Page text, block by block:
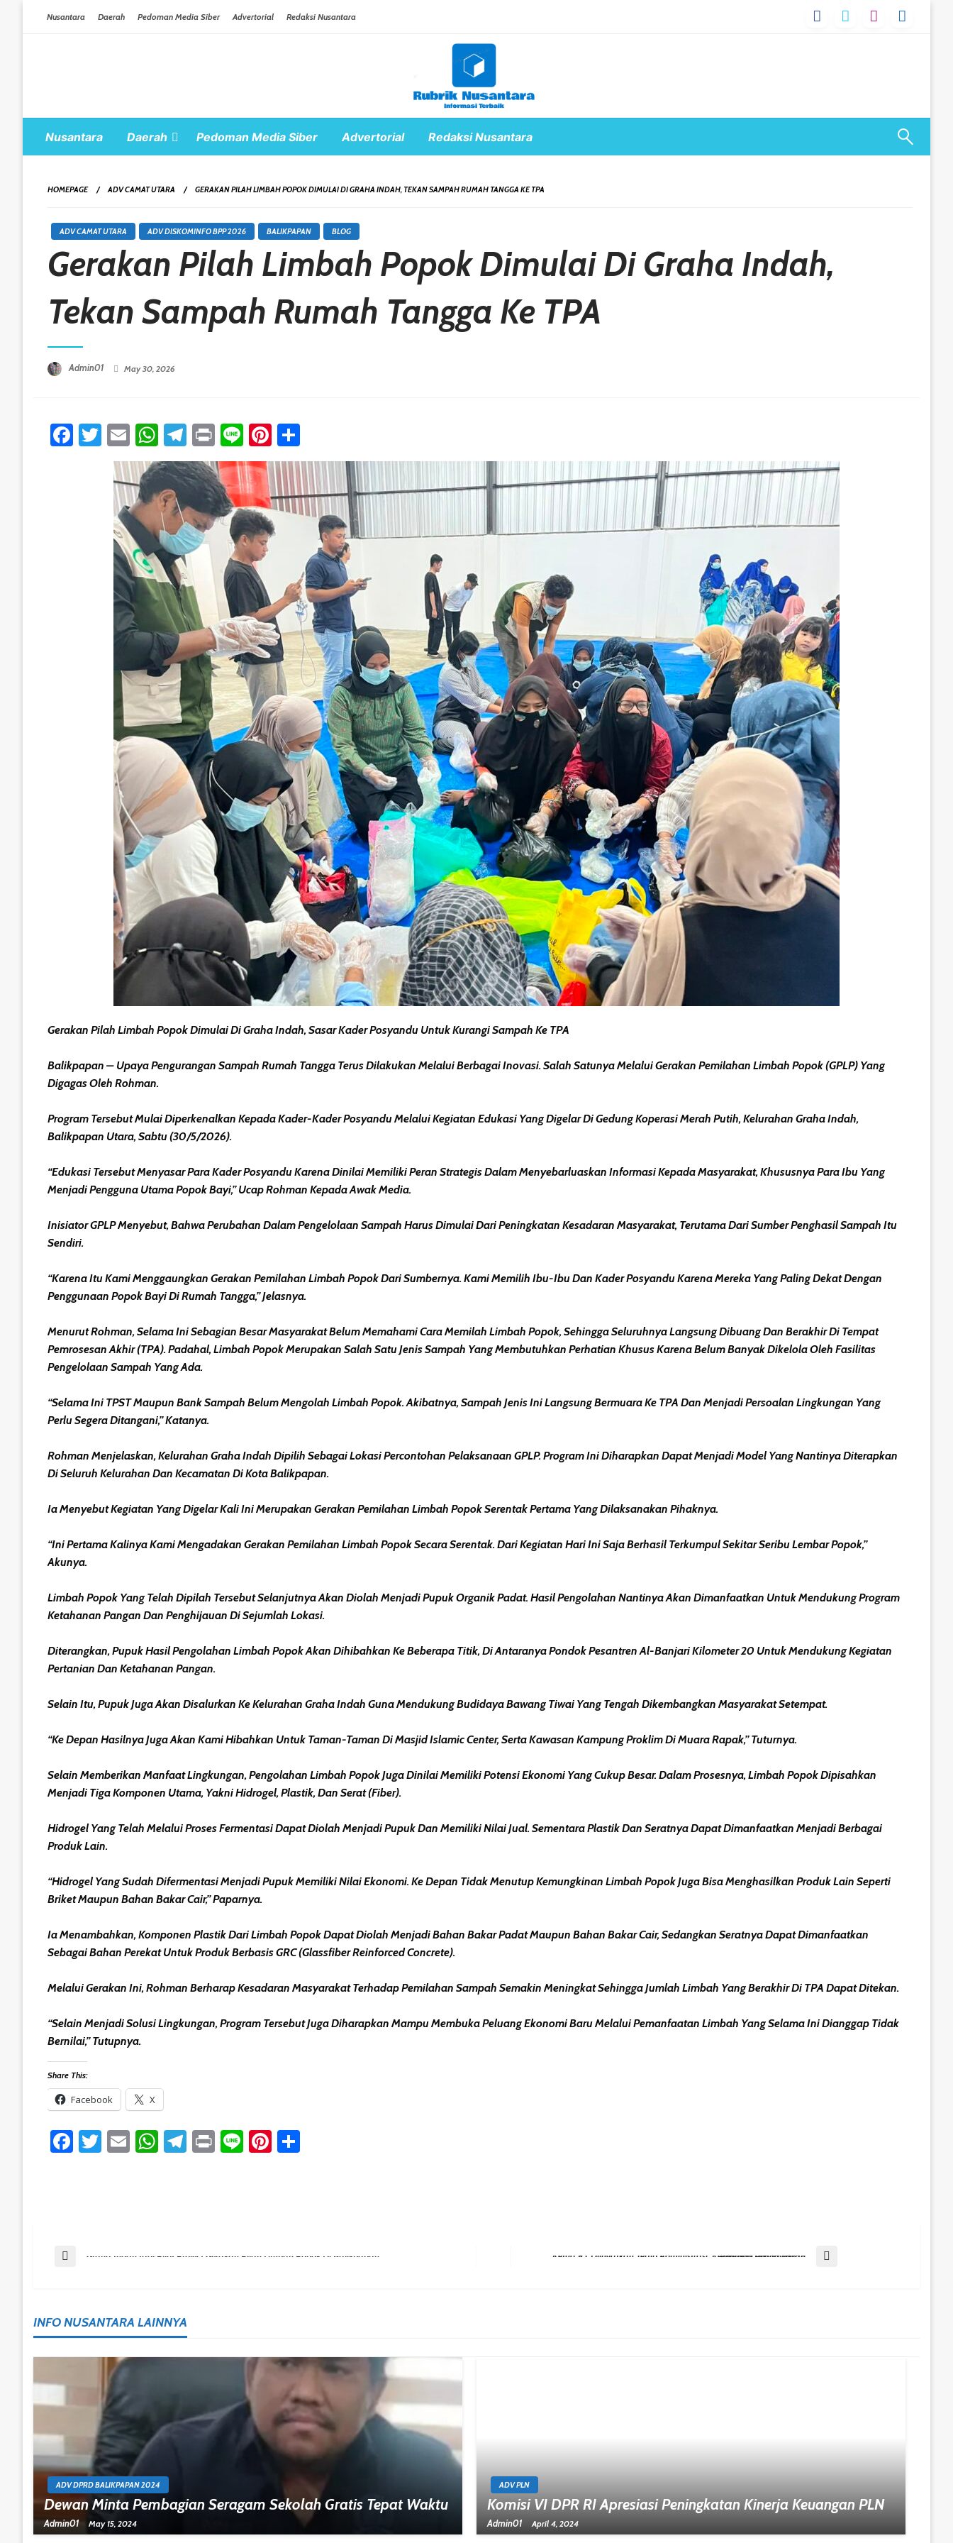
Nusantara Daerah Pedoman Media Siber Advertorial Redaksi Nusantara
Nusantara Daerah Pedoman Media Siber Advertorial Redaksi Nusantara
HOMEPAGE ADV CAMAT UTARA GERAKAN PILAH LIMBAH POPOK DIMULAI DI GRAHA INDAH, TEKAN SAMPAH RUMAH TANGGA KE TPA
ADV CAMAT UTARA ADV DISKOMINFO BPP 2026 BALIKPAPAN BLOG
Gerakan Pilah Limbah Popok Dimulai Di Graha Indah,
Tekan Sampah Rumah Tangga Ke TPA
Admin01 May 30, 2026
Facebook
Twitter
EmailWhatsApp
Telegram
PrintLinePinterest
Gerakan Pilah Limbah Popok Dimulai Di Graha Indah, Sasar Kader Posyandu Untuk Kurangi Sampah Ke TPA
Balikpapan – Upaya Pengurangan Sampah Rumah Tangga Terus Dilakukan Melalui Berbagai Inovasi. Salah Satunya Melalui Gerakan Pemilahan Limbah Popok (GPLP) Yang
Digagas Oleh Rohman.
Program Tersebut Mulai Diperkenalkan Kepada Kader-Kader Posyandu Melalui Kegiatan Edukasi Yang Digelar Di Gedung Koperasi Merah Putih, Kelurahan Graha Indah,
Balikpapan Utara, Sabtu (30/5/2026).
“Edukasi Tersebut Menyasar Para Kader Posyandu Karena Dinilai Memiliki Peran Strategis Dalam Menyebarluaskan Informasi Kepada Masyarakat, Khususnya Para Ibu Yang
Menjadi Pengguna Utama Popok Bayi,” Ucap Rohman Kepada Awak Media.
Inisiator GPLP Menyebut, Bahwa Perubahan Dalam Pengelolaan Sampah Harus Dimulai Dari Peningkatan Kesadaran Masyarakat, Terutama Dari Sumber Penghasil Sampah Itu
Sendiri.
“Karena Itu Kami Menggaungkan Gerakan Pemilahan Limbah Popok Dari Sumbernya. Kami Memilih Ibu-Ibu Dan Kader Posyandu Karena Mereka Yang Paling Dekat Dengan
Penggunaan Popok Bayi Di Rumah Tangga,” Jelasnya.
Menurut Rohman, Selama Ini Sebagian Besar Masyarakat Belum Memahami Cara Memilah Limbah Popok, Sehingga Seluruhnya Langsung Dibuang Dan Berakhir Di Tempat
Pemrosesan Akhir (TPA). Padahal, Limbah Popok Merupakan Salah Satu Jenis Sampah Yang Membutuhkan Perhatian Khusus Karena Belum Banyak Dikelola Oleh Fasilitas
Pengelolaan Sampah Yang Ada.
“Selama Ini TPST Maupun Bank Sampah Belum Mengolah Limbah Popok. Akibatnya, Sampah Jenis Ini Langsung Bermuara Ke TPA Dan Menjadi Persoalan Lingkungan Yang
Perlu Segera Ditangani,” Katanya.
Rohman Menjelaskan, Kelurahan Graha Indah Dipilih Sebagai Lokasi Percontohan Pelaksanaan GPLP. Program Ini Diharapkan Dapat Menjadi Model Yang Nantinya Diterapkan
Di Seluruh Kelurahan Dan Kecamatan Di Kota Balikpapan.
Ia Menyebut Kegiatan Yang Digelar Kali Ini Merupakan Gerakan Pemilahan Limbah Popok Serentak Pertama Yang Dilaksanakan Pihaknya.
“Ini Pertama Kalinya Kami Mengadakan Gerakan Pemilahan Limbah Popok Secara Serentak. Dari Kegiatan Hari Ini Saja Berhasil Terkumpul Sekitar Seribu Lembar Popok,”
Akunya.
Limbah Popok Yang Telah Dipilah Tersebut Selanjutnya Akan Diolah Menjadi Pupuk Organik Padat. Hasil Pengolahan Nantinya Akan Dimanfaatkan Untuk Mendukung Program
Ketahanan Pangan Dan Penghijauan Di Sejumlah Lokasi.
Diterangkan, Pupuk Hasil Pengolahan Limbah Popok Akan Dihibahkan Ke Beberapa Titik, Di Antaranya Pondok Pesantren Al-Banjari Kilometer 20 Untuk Mendukung Kegiatan
Pertanian Dan Ketahanan Pangan.
Selain Itu, Pupuk Juga Akan Disalurkan Ke Kelurahan Graha Indah Guna Mendukung Budidaya Bawang Tiwai Yang Tengah Dikembangkan Masyarakat Setempat.
“Ke Depan Hasilnya Juga Akan Kami Hibahkan Untuk Taman-Taman Di Masjid Islamic Center, Serta Kawasan Kampung Proklim Di Muara Rapak,” Tuturnya.
Selain Memberikan Manfaat Lingkungan, Pengolahan Limbah Popok Juga Dinilai Memiliki Potensi Ekonomi Yang Cukup Besar. Dalam Prosesnya, Limbah Popok Dipisahkan
Menjadi Tiga Komponen Utama, Yakni Hidrogel, Plastik, Dan Serat (fiber).
Hidrogel Yang Telah Melalui Proses Fermentasi Dapat Diolah Menjadi Pupuk Dan Memiliki Nilai Jual. Sementara Plastik Dan Seratnya Dapat Dimanfaatkan Menjadi Berbagai
Produk Lain.
“Hidrogel Yang Sudah Difermentasi Menjadi Pupuk Memiliki Nilai Ekonomi. Ke Depan Tidak Menutup Kemungkinan Limbah Popok Juga Bisa Menghasilkan Produk Lain Seperti
Briket Maupun Bahan Bakar Cair,” Paparnya.
Ia Menambahkan, Komponen Plastik Dari Limbah Popok Dapat Diolah Menjadi Bahan Bakar Padat Maupun Bahan Bakar Cair, Sedangkan Seratnya Dapat Dimanfaatkan
Sebagai Bahan Perekat Untuk Produk Berbasis GRC (Glassfiber Reinforced Concrete).
Melalui Gerakan Ini, Rohman Berharap Kesadaran Masyarakat Terhadap Pemilahan Sampah Semakin Meningkat Sehingga Jumlah Limbah Yang Berakhir Di TPA Dapat Ditekan.
“Selain Menjadi Solusi Lingkungan, Program Tersebut Juga Diharapkan Mampu Membuka Peluang Ekonomi Baru Melalui Pemanfaatan Limbah Yang Selama Ini Dianggap Tidak
Bernilai,” Tutupnya.
Share This:
Facebook X
Facebook
Twitter
EmailWhatsApp
Telegram
PrintLinePinterest
Post
Previous Post Graha Indah Jadi Pilot Project Gerakan Pilah Limbah Popok Di Balikpapan Ketua RT Diingatkan Tertib Administrasi, Kelurahan Graha Indah Perketat Pengawasan
INFO NUSANTARA LAINNYA
ADV DPRD BALIKPAPAN 2024
Dewan Minta Pembagian Seragam Sekolah Gratis Tepat Waktu
Admin01 May 15, 2024
ADV PLN
Komisi VI DPR RI Apresiasi Peningkatan Kinerja Keuangan PLN
Admin01 April 4, 2024